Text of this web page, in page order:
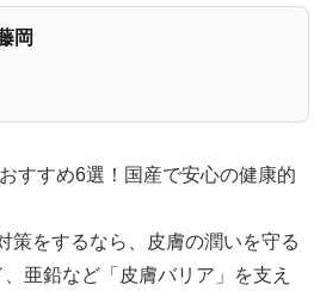
岡
すすめ6選！国産で安心の健康的
策をするなら、皮膚の潤いを守る
亜鉛など「皮膚バリア」を支え